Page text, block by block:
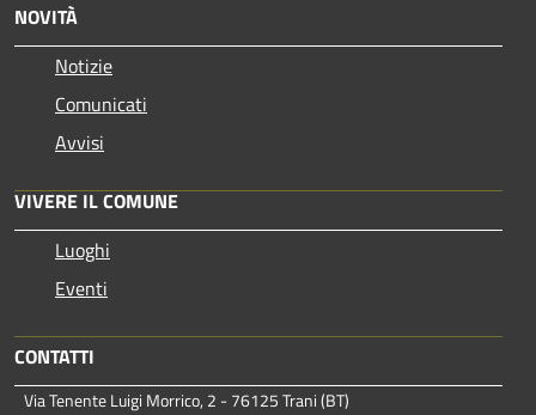
NOVITÀ
Notizie
Comunicati
Avvisi
VIVERE IL COMUNE
Luoghi
Eventi
CONTATTI
Via Tenente Luigi Morrico, 2 - 76125 Trani (BT)